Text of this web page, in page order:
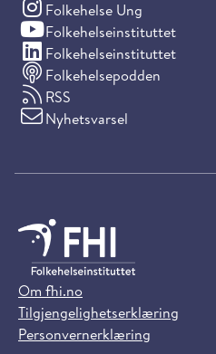
Folkehelse Ung
(Instagram)
Folkehelseinstituttet
(YouTube)
Folkehelseinstituttet
(LinkedIn)
Folkehelsepodden
RSS
Nyhetsvarsel
Om fhi.no
Tilgjengelighetserklæring
Personvernerklæring